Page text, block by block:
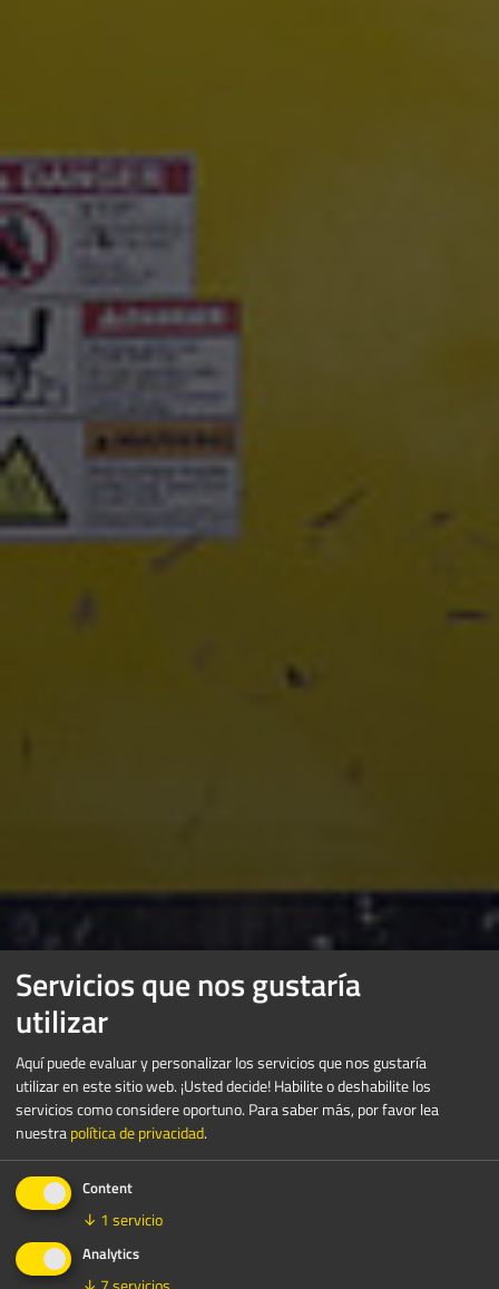
Servicios que nos gustaría
utilizar
Aquí puede evaluar y personalizar los servicios que nos gustaría
utilizar en este sitio web. ¡Usted decide! Habilite o deshabilite los
servicios como considere oportuno.Para saber más, por favor lea
nuestrapolítica de privacidad.
Content
↓ 1 servicio
Analytics